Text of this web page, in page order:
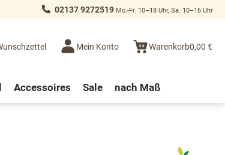
02137 9272519 Mo.-Fr. 10–18 Uhr, Sa. 10–16 Uhr
Mein Konto Warenkorb0,00 €
Accessoires Sale nach Maß